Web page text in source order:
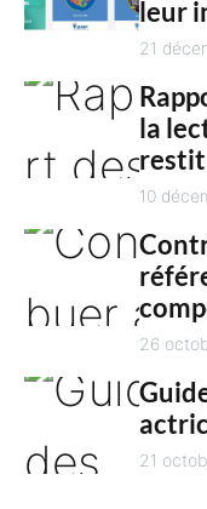
leur
21
la
10
26
21